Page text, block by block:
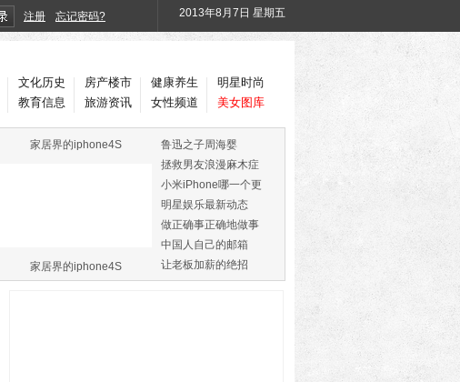
注册 忘记密码? 2013年8月7日 星期五
文化历史
教育信息
房产楼市
旅游资讯
健康养生
女性频道
明星时尚
美女图库
家居界的iphone4S
家居界的iphone4S
鲁迅之子周海婴
拯救男友浪漫麻木症
小米iPhone哪一个更
火
明星娱乐最新动态
做正确事正确地做事
中国人自己的邮箱
让老板加薪的绝招